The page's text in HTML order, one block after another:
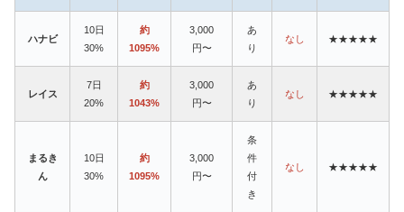
ハナビ
10日
30%
約
1095%
3,000
円〜
あ
り
なし ★★★★★
レイス
7日
20%
約
1043%
3,000
円〜
あ
り
なし ★★★★★
まるき
ん
10日
30%
約
1095%
3,000
円〜
条
件
付
き
なし ★★★★★